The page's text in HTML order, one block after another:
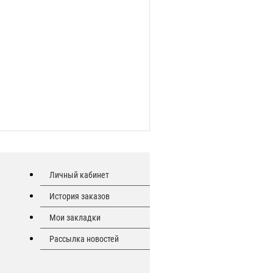
Личный кабинет
История заказов
Мои закладки
Рассылка новостей